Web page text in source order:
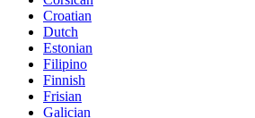
Croatian
Dutch
Estonian
Filipino
Finnish
Frisian
Galician